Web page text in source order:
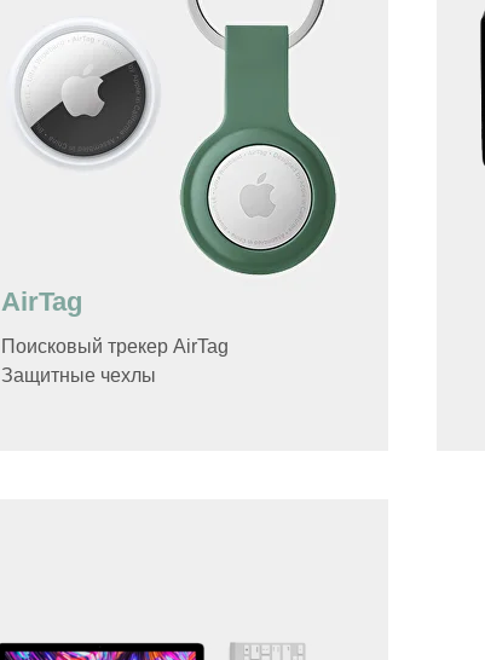
AirTag
Поисковый трекер AirTag
Защитные чехлы